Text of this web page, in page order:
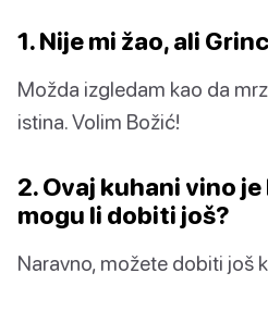
1. Nije mi žao, ali
Možda izgledam kao da
istina. Volim Božić!
2. Ovaj kuhani vino
mogu li dobiti još?
Naravno, možete dobiti još